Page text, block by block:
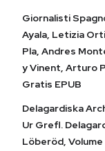
Giornalisti
Ayala, Letizia
Pla, Andres
y Vinent, Arturo
Gratis EPUB
Delagardiska
Ur Grefl.
Löberöd,